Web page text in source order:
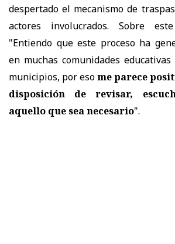
despertado el mecanismo de
actores involucrados. Sobre
"Entiendo que este proceso ha
en muchas comunidades
municipios, por esome parece
disposición de revisar,
aquello que sea necesario".